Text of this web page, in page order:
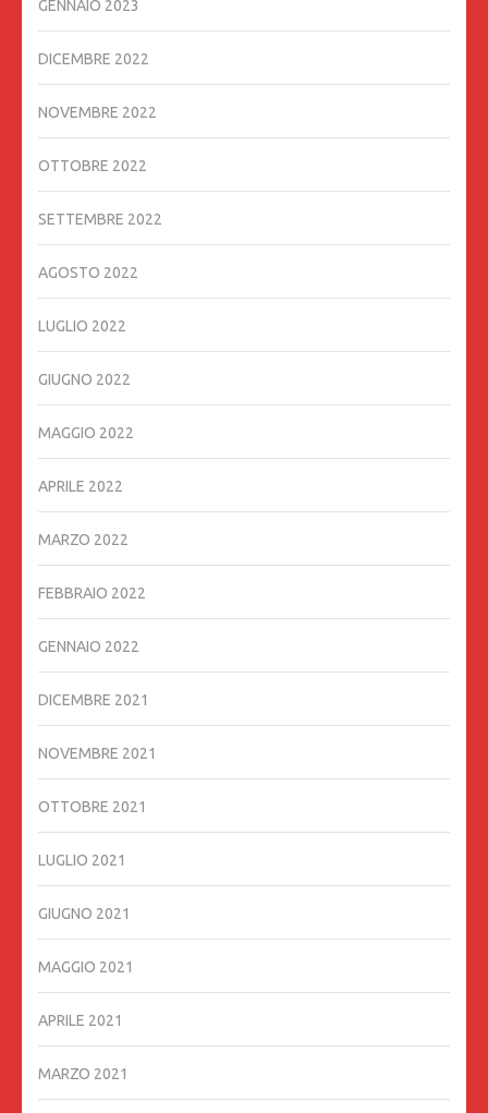
GENNAIO 2023
DICEMBRE 2022
NOVEMBRE 2022
OTTOBRE 2022
SETTEMBRE 2022
AGOSTO 2022
LUGLIO 2022
GIUGNO 2022
MAGGIO 2022
APRILE 2022
MARZO 2022
FEBBRAIO 2022
GENNAIO 2022
DICEMBRE 2021
NOVEMBRE 2021
OTTOBRE 2021
LUGLIO 2021
GIUGNO 2021
MAGGIO 2021
APRILE 2021
MARZO 2021